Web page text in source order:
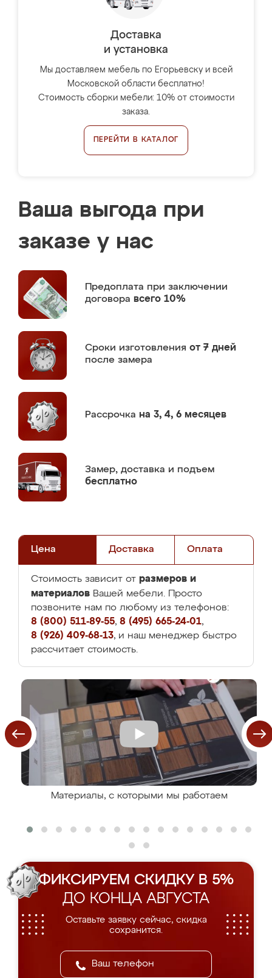
Доставка
и установка
Мы доставляем мебель по Егорьевску и всей
Московской области бесплатно!
Стоимость сборки мебели: 10% от стоимости
заказа.
ПЕРЕЙТИ В КАТАЛОГ
Ваша выгода при
заказе у нас
Предоплата при заключении
договора всего 10%
Сроки изготовления от 7 дней
после замера
Рассрочка на 3, 4, 6 месяцев
Замер, доставка и подъем
бесплатно
Цена Доставка Оплата
Стоимость зависит от размеров и
материалов Вашей мебели. Просто
позвоните нам по любому из телефонов:
8 (800) 511-89-55, 8 (495) 665-24-01,
8 (926) 409-68-13, и наш менеджер быстро
рассчитает стоимость.
Материалы, с которыми мы работаем
ФИКСИРУЕМ СКИДКУ В 5%
ДО КОНЦА АВГУСТА
Оставьте заявку сейчас, скидка
сохранится.